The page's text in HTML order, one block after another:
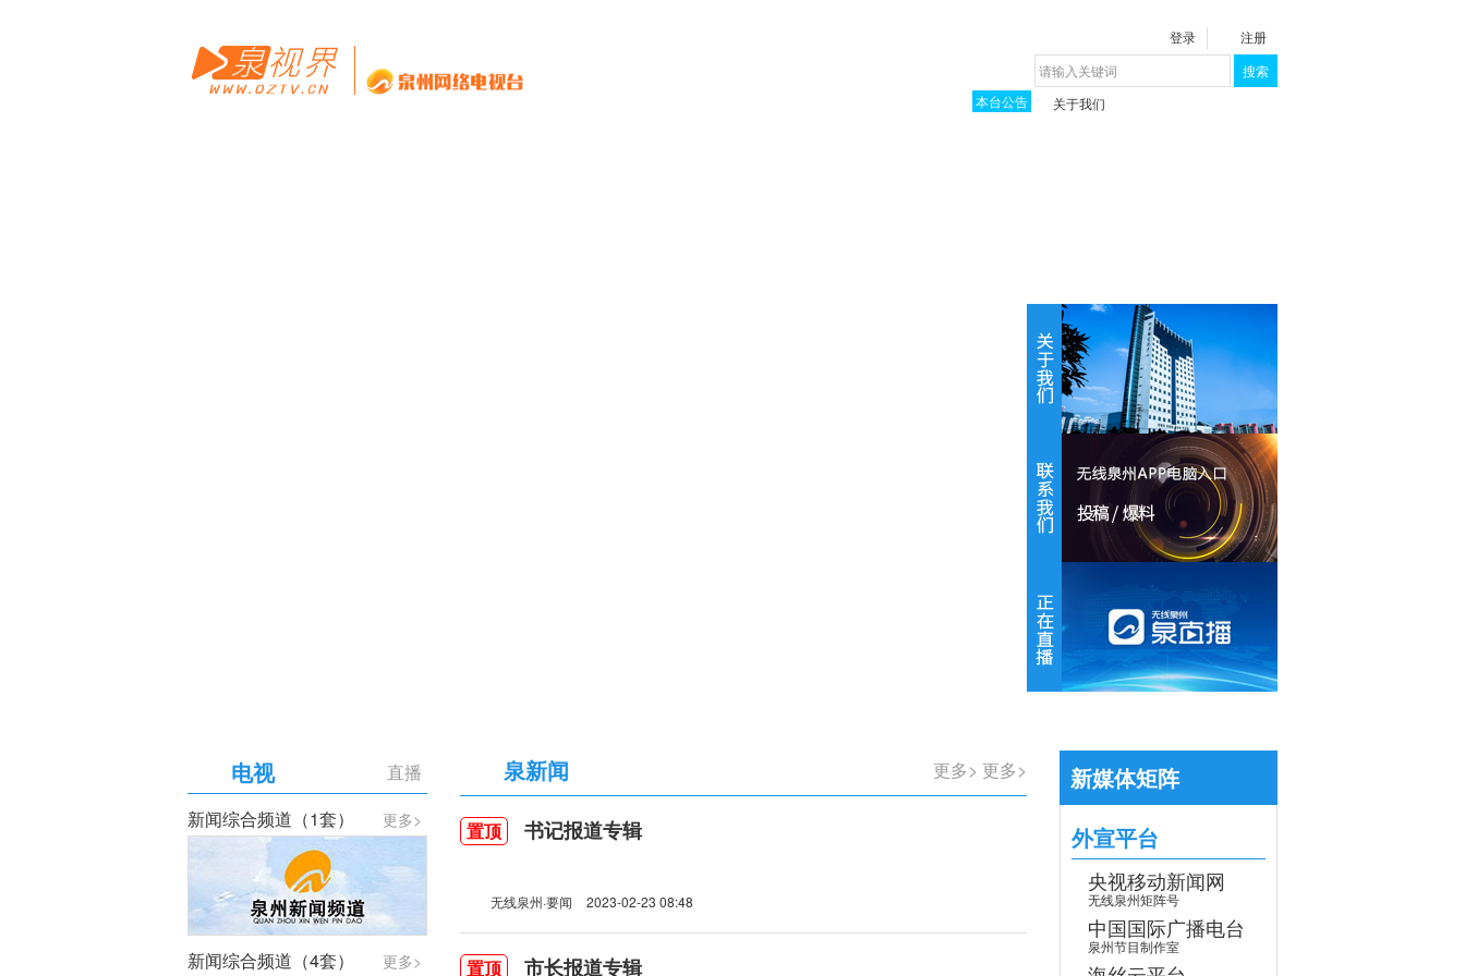
登录
注册
搜索
本台公告
关于我们
【专题】学习贯彻党的二十届四中全会
直播
电视
更多>
新闻综合频道（1套）
更多>
新闻综合频道（4套）
更多> 更多>
泉新闻
置顶 书记报道专辑
无线泉州·要闻 2023-02-23 08:48
置顶 市长报道专辑
新媒体矩阵
外宣平台
央视移动新闻网
无线泉州矩阵号
中国国际广播电台
泉州节目制作室